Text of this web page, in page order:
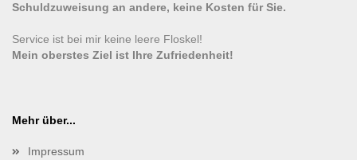
Schuldzuweisung an andere, keine Kosten für Sie.
Service ist bei mir keine leere Floskel!
Mein oberstes Ziel ist Ihre Zufriedenheit!
Mehr über...
Impressum